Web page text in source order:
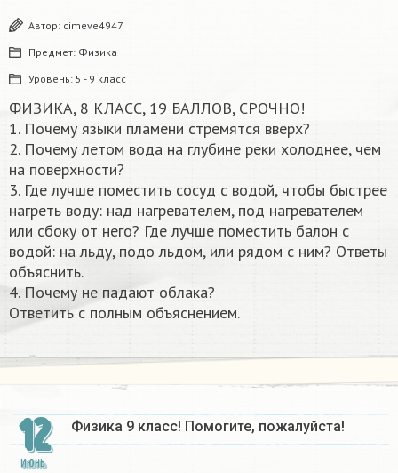
Автор: cimeve4947
Предмет: Физика
Уровень: 5 - 9 класс
ФИЗИКА, 8 КЛАСС, 19 БАЛЛОВ, СРОЧНО!
1. Почему языки пламени стремятся вверх?
2. Почему летом вода на глубине реки холоднее, чем
на поверхности?
3. Где лучше поместить сосуд с водой, чтобы быстрее
нагреть воду: над нагревателем, под нагревателем
или сбоку от него? Где лучше поместить балон с
водой: на льду, подо льдом, или рядом с ним? Ответы
объяснить.
4. Почему не падают облака?
Ответить с полным объяснением.​
12
ИЮНЬ
Физика 9 класс! Помогите, пожалуйста!​